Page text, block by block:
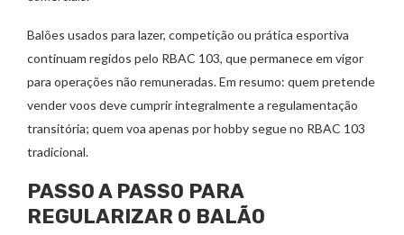
Balões usados para lazer, competição ou prática esportiva
continuam regidos pelo RBAC 103, que permanece em vigor
para operações não remuneradas. Em resumo: quem pretende
vender voos deve cumprir integralmente a regulamentação
transitória; quem voa apenas por hobby segue no RBAC 103
tradicional.
PASSO A PASSO PARA
REGULARIZAR O BALÃO